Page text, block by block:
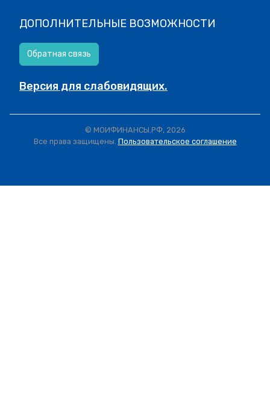
ДОПОЛНИТЕЛЬНЫЕ ВОЗМОЖНОСТИ
Обратная связь
Версия для слабовидящих.
© МОИФИНАНСЫ.РФ, 2026
Все права защищены. Пользовательское соглашение